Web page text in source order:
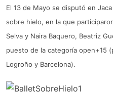
El 13 de Mayo se disputó en
sobre hielo, en la que
Selva y Naira Baquero, Beatriz
puesto de la categoría open+15
Logroño y Barcelona).